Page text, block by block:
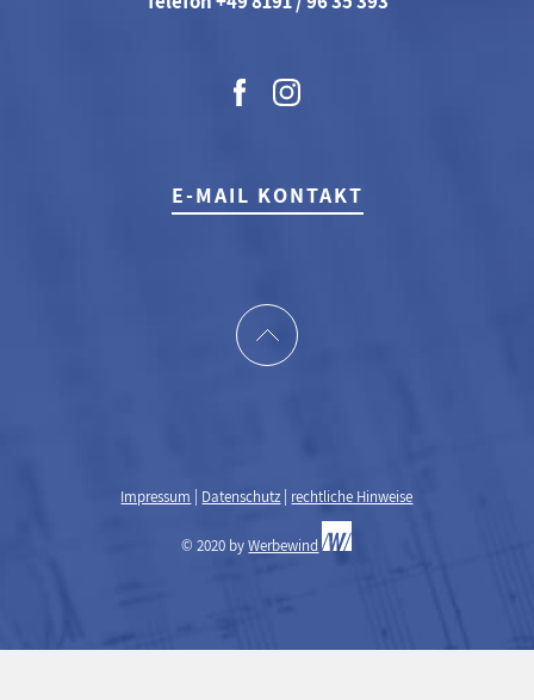
E-MAIL KONTAKT
Impressum Datenschutz rechtliche Hinweise
© 2020 byWerbewind